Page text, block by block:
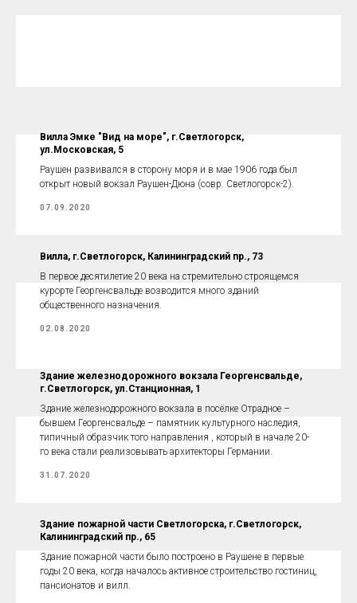
Вилла Эмке "Вид на море", г.Светлогорск,
ул.Московская, 5
Раушен развивался в сторону моря и в мае 1906 года был
открыт новый вокзал Раушен-Дюна (совр. Светлогорск-2).
07.09.2020
Вилла, г.Светлогорск, Калининградский пр., 73
В первое десятилетие 20 века на стремительно строящемся
курорте Георгенсвальде возводится много зданий
общественного назначения.
02.08.2020
Здание железнодорожного вокзала Георгенсвальде,
г.Светлогорск, ул.Станционная, 1
Здание железнодорожного вокзала в посёлке Отрадное –
бывшем Георгенсвальде – памятник культурного наследия,
типичный образчик того направления , который в начале 20-
го века стали реализовывать архитекторы Германии.
31.07.2020
Здание пожарной части Светлогорска, г.Светлогорск,
Калининградский пр., 65
Здание пожарной части было построено в Раушене в первые
годы 20 века, когда началось активное строительство гостиниц,
пансионатов и вилл.